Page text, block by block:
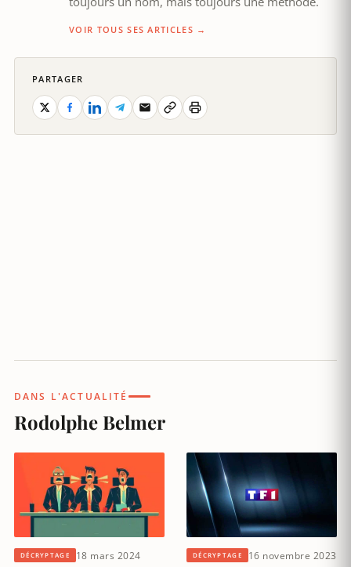
PARTAGER
VOIR TOUS SES ARTICLES →
DANS L'ACTUALITÉ
Rodolphe Belmer
DÉCRYPTAGE 18 mars 2024 DÉCRYPTAGE 16 novembre 2023